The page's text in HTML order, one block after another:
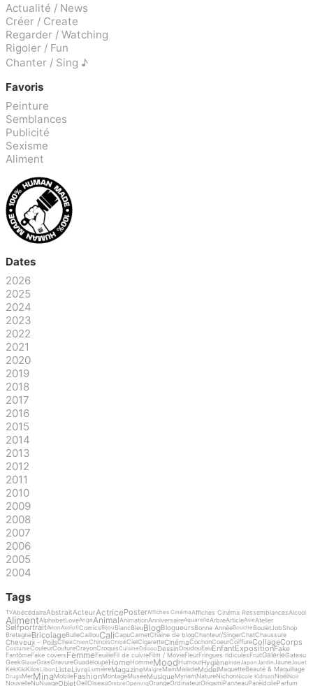
Actualité / News
Créer / Create
Regarder / Watching
Rigoler / Fun
Chanter / Sing ♪
Favoris
Peinture
Semblances
Publicité
Sexisme
Aliment
Dates
2026
2025
2024
2023
2022
2021
2020
2019
2018
2017
2016
2015
2014
2013
2012
2011
2010
2009
2008
2007
2006
2005
2004
Tags
TVAbécédaireAbstraitActeurActricePosterAffiches CinémaAffiches Cinéma RessemblancesAlcool
AlimentAlphabetLoveAnge AnimalAnimationAnniversaireAquarelleArbreArticleAsieAtelier
SelfportraitAvionAxolotlComicsBijou BlancBleuBlogBlogueursBonne AnnéeBouche BouletJobShop
BretagneBricolageBulleCaillouCaliCapuCarnetChaine de blogChanteur/SingerChatChaussure
Cheveux - PoilsChexChienChinoisChloéCielCigaretteCinémaCochonCoeurCoiffureCollageCorps
CostumeCouleurCoutureCrayonCroquisCuisineDdoooDessinDoudouEauEnfantExpositionFake
FantômeFake coversFemmeFeuilleFil de cuivreFilm / MovieFleurFringues ridiculesFruitGalerieGateau
GeekGlaceGrasGravureGuadeloupeHomeHommeMoodHumourHygièneInde Japon JardinJaune Jouet
KekKikiKilosLibon ListeLivreLumièreMagazineMaigre MainMaladeModelMaquetteBeauté & Maquillage
DrugsMerMinaMobileFashionMontageMuséeMusiqueMyriamNatureNichonNicole Kidman NoëlNoir
NouvelleNuNuageObjetOeilOiseauOmbreOpeningOrangeOrdinateurOrigamiPanneauParéidolieParfum